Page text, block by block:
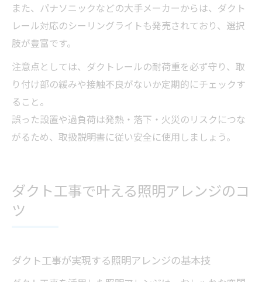
また、パナソニックなどの大手メーカーからは、ダクト
レール対応のシーリングライトも発売されており、選択
肢が豊富です。
注意点としては、ダクトレールの耐荷重を必ず守り、取
り付け部の緩みや接触不良がないか定期的にチェックす
ること。
誤った設置や過負荷は発熱・落下・火災のリスクにつな
がるため、取扱説明書に従い安全に使用しましょう。
ダクト工事で叶える照明アレンジのコ
ツ
ダクト工事が実現する照明アレンジの基本技